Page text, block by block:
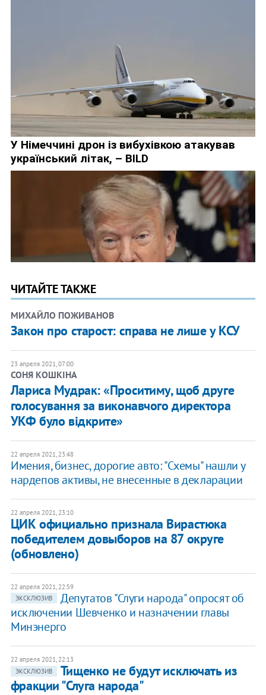
ЧИТАЙТЕ ТАКЖЕ
МИХАЙЛО ПОЖИВАНОВ
Закон про старост: справа не лише у КСУ
23 апреля 2021, 07:00
СОНЯ КОШКІНА
Лариса Мудрак: «Проситиму, щоб друге
голосування за виконавчого директора
УКФ було відкрите»
22 апреля 2021, 23:48
Имения, бизнес, дорогие авто: "Схемы" нашли у
нардепов активы, не внесенные в декларации
22 апреля 2021, 23:10
ЦИК официально признала Вирастюка
победителем довыборов на 87 округе
(обновлено)
22 апреля 2021, 22:59
ЭКСКЛЮЗИВ
Депутатов "Слуги народа" опросят об
исключении Шевченко и назначении главы
Минэнерго
22 апреля 2021, 22:13
ЭКСКЛЮЗИВ
Тищенко не будут исключать из
фракции "Слуга народа"